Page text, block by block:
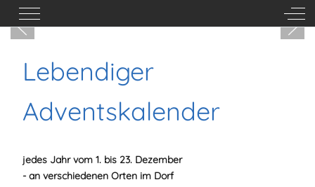
Mobile Menu Toggle Off-
Lebendiger
Adventskalender
jedes Jahr vom 1. bis 23. Dezember
- an verschiedenen Orten im Dorf